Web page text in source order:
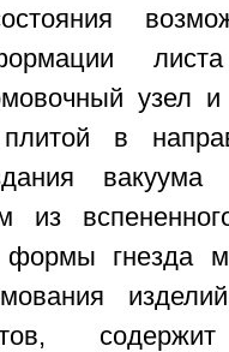
узел и
в
из
гнезда